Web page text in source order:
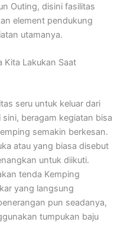
Outing, disini fasilitas
element pendukung
utamanya.
Kita Lakukan Saat
seru untuk keluar dari
beragam kegiatan bisa
semakin berkesan.
atau yang biasa disebut
untuk diikuti.
tenda Kemping
yang langsung
pun seadanya,
tumpukan baju